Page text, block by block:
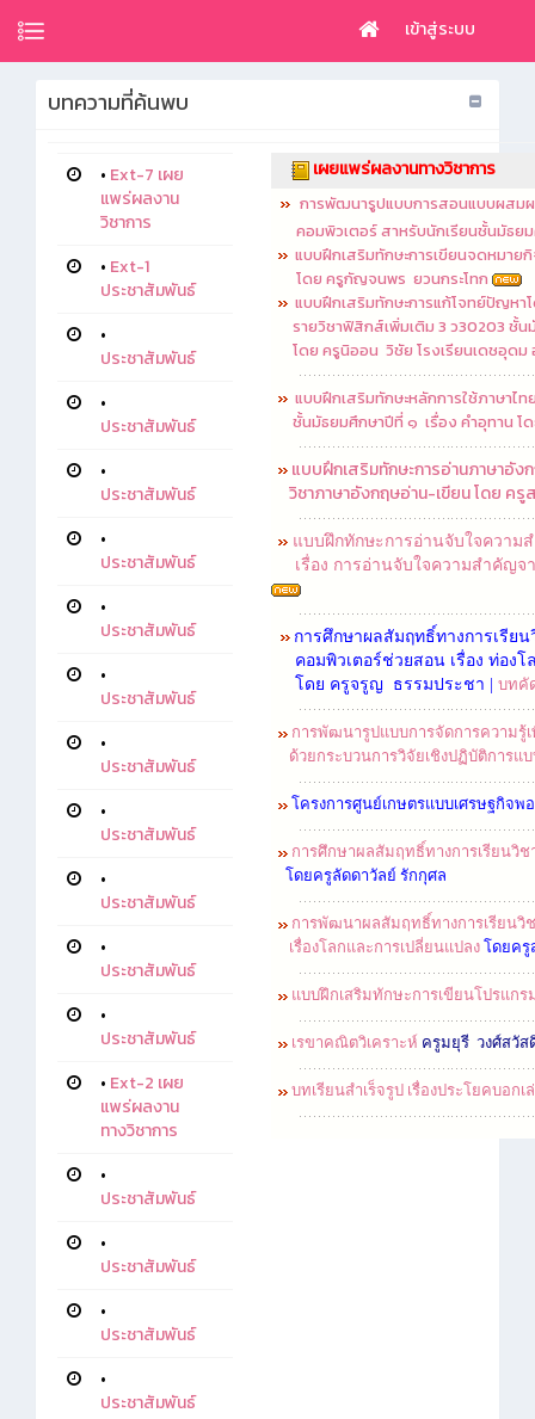
เข้าสู่ระบบ
บทความที่ค้นพบ
• Ext-7 เผย
แพร่ผลงาน
วิชาการ
• Ext-1
ประชาสัมพันธ์
•
ประชาสัมพันธ์
•
ประชาสัมพันธ์
•
ประชาสัมพันธ์
•
ประชาสัมพันธ์
•
ประชาสัมพันธ์
•
ประชาสัมพันธ์
•
ประชาสัมพันธ์
•
ประชาสัมพันธ์
•
ประชาสัมพันธ์
•
ประชาสัมพันธ์
•
ประชาสัมพันธ์
• Ext-2 เผย
แพร่ผลงาน
ทางวิชาการ
•
ประชาสัมพันธ์
•
ประชาสัมพันธ์
•
ประชาสัมพันธ์
•
ประชาสัมพันธ์
เผยแพร่ผลงานทางวิชาการ
การพัฒนารูปแบบการสอนแบบผสมผ
คอมพิวเตอร์ สาหรับนักเรียนชั้นมัธย
แบบฝึกเสริมทักษะการเขียนจดหมาย
โดย ครูกัญจนพร ยวนกระโทก
แบบฝึกเสริมทักษะการแก้โจทย์ปัญหา
รายวิชาฟิสิกส์เพิ่มเติม 3 ว30203 ชั้
โดย ครูนิออน วิชัย โรงเรียนเดชอุดม
แบบฝึกเสริมทักษะหลักการใช้ภาษาไ
ชั้นมัธยมศึกษาปีที่ ๑ เรื่อง คำอุทาน โ
แบบฝึกเสริมทักษะการอ่านภาษาอั
วิชาภาษาอังกฤษอ่าน-เขียน โดย ครู
แบบฝึกทักษะการอ่านจับใจควา
เรื่อง การอ่านจับใจความสำคัญ
การศึกษาผลสัมฤทธิ์ทางการเรีย
คอมพิวเตอร์ช่วยสอน เรื่อง ท่องโ
โดย ครูจรูญ ธรรมประชา | บทคั
การพัฒนารูปแบบการจัดการความรู้
ด้วยกระบวนการวิจัยเชิงปฏิบัติการแ
โครงการศูนย์เกษตรแบบเศรษฐกิจพ
การศึกษาผลสัมฤทธิ์ทางการเรียนวิช
โดยครูลัดดาวัลย์ รักกุศล
การพัฒนาผลสัมฤทธิ์ทางการเรียนวิ
เรื่องโลกและการเปลี่ยนแปลง โดยครู
แบบฝึกเสริมทักษะการเขียนโปรแ
เรขาคณิตวิเคราะห์ ครูมยุรี วงศ์สวัส
บทเรียนสำเร็จรูป เรื่องประโยคบอก